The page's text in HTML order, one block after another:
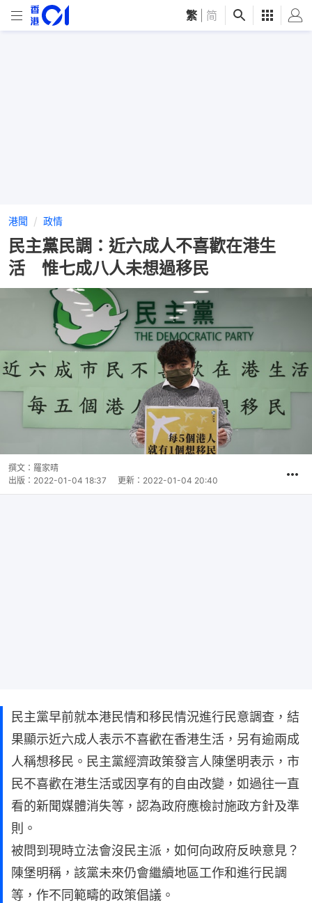
繁 简
港聞 政情
民主黨民調：近六成人不喜歡在港生
活 惟七成八人未想過移民
撰文： 羅家晴
出版： 2022-01-04 18:37 更新： 2022-01-04 20:40
民主黨早前就本港民情和移民情況進行民意調查，結
果顯示近六成人表示不喜歡在香港生活，另有逾兩成
人稱想移民。民主黨經濟政策發言人陳堡明表示，市
民不喜歡在港生活或因享有的自由改變，如過往一直
看的新聞媒體消失等，認為政府應檢討施政方針及準
則。
被問到現時立法會沒民主派，如何向政府反映意見？
陳堡明稱，該黨未來仍會繼續地區工作和進行民調
等，作不同範疇的政策倡議。